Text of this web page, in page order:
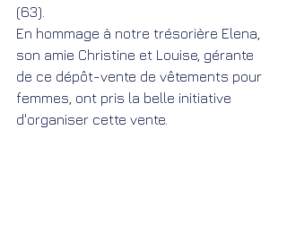
(63).
En hommage à notre trésorière Elena,
son amie Christine et Louise, gérante
de ce dépôt-vente de vêtements pour
femmes, ont pris la belle initiative
d'organiser cette vente.